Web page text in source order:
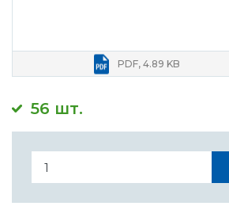
56 шт.
PDF, 4.89 KB